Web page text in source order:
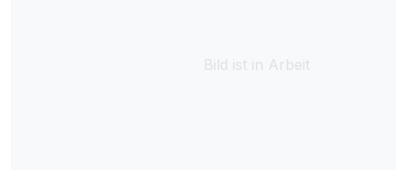
Bild ist in Arbeit